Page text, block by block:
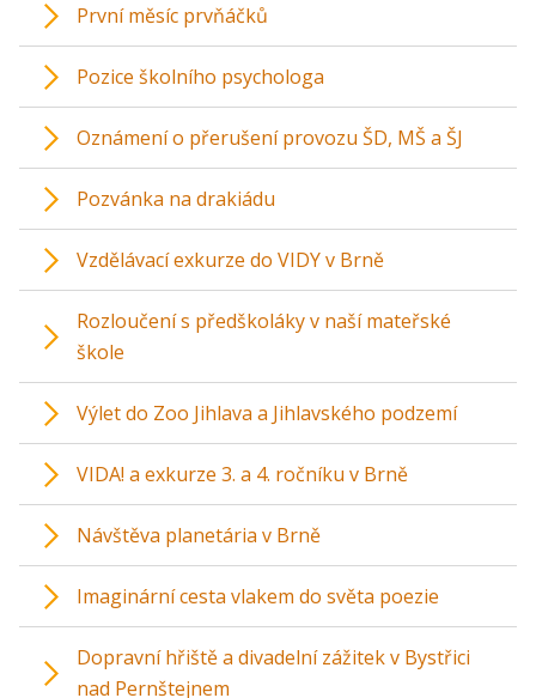
První měsíc prvňáčků
Pozice školního psychologa
Oznámení o přerušení provozu ŠD, MŠ a ŠJ
Pozvánka na drakiádu
Vzdělávací exkurze do VIDY v Brně
Rozloučení s předškoláky v naší mateřské
škole
Výlet do Zoo Jihlava a Jihlavského podzemí
VIDA! a exkurze 3. a 4. ročníku v Brně
Návštěva planetária v Brně
Imaginární cesta vlakem do světa poezie
Dopravní hřiště a divadelní zážitek v Bystřici
nad Pernštejnem